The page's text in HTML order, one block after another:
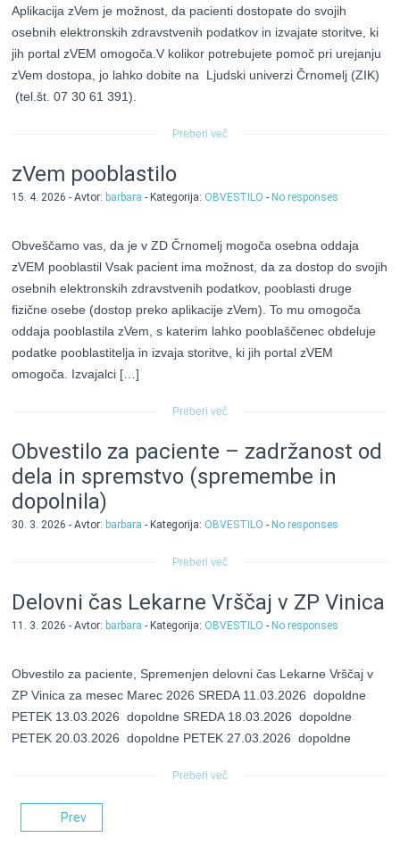
Aplikacija zVem je možnost, da pacienti dostopate do svojih
osebnih elektronskih zdravstvenih podatkov in izvajate storitve, ki
jih portal zVEM omogoča.V kolikor potrebujete pomoč pri urejanju
zVem dostopa, jo lahko dobite na Ljudski univerzi Črnomelj (ZIK)
(tel.št. 07 30 61 391).
Preberi več
zVem pooblastilo
15. 4. 2026 - Avtor: barbara - Kategorija: OBVESTILO - No responses
Obveščamo vas, da je v ZD Črnomelj mogoča osebna oddaja
zVEM pooblastil Vsak pacient ima možnost, da za dostop do svojih
osebnih elektronskih zdravstvenih podatkov, pooblasti druge
fizične osebe (dostop preko aplikacije zVem). To mu omogoča
oddaja pooblastila zVem, s katerim lahko pooblaščenec obdeluje
podatke pooblastitelja in izvaja storitve, ki jih portal zVEM
omogoča. Izvajalci […]
Preberi več
Obvestilo za paciente – zadržanost od
dela in spremstvo (spremembe in
dopolnila)
30. 3. 2026 - Avtor: barbara - Kategorija: OBVESTILO - No responses
Preberi več
Delovni čas Lekarne Vrščaj v ZP Vinica
11. 3. 2026 - Avtor: barbara - Kategorija: OBVESTILO - No responses
Obvestilo za paciente, Spremenjen delovni čas Lekarne Vrščaj v
ZP Vinica za mesec Marec 2026 SREDA 11.03.2026 dopoldne
PETEK 13.03.2026 dopoldne SREDA 18.03.2026 dopoldne
PETEK 20.03.2026 dopoldne PETEK 27.03.2026 dopoldne
Preberi več
Prev